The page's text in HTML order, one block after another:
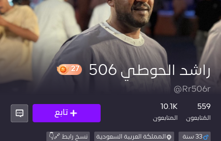
راشد الحوطي 506
@Rr506r
559
المُتابعون
10.1K
المتابعون
تابع
33 سنة المملكة العربية السعودية نسخ رابط 🔗👇